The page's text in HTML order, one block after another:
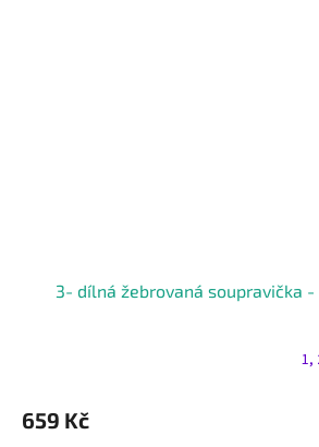
3- dílná žebrovaná soupravička -
1,
659 Kč